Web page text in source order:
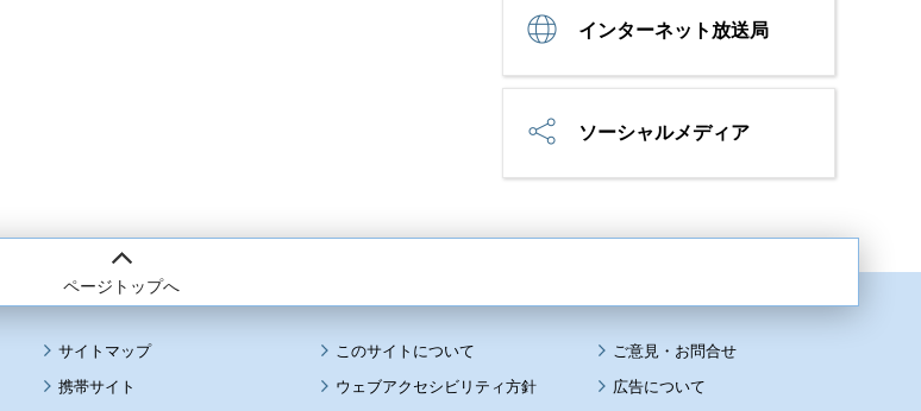
インターネット放送局
ソーシャルメディア
ページトップへ
サイトマップ
このサイトについて
携帯サイト
ウェブアクセシビリティ方針 広告について